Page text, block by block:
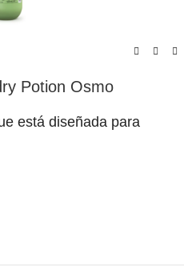
Potion Osmo
está diseñada para